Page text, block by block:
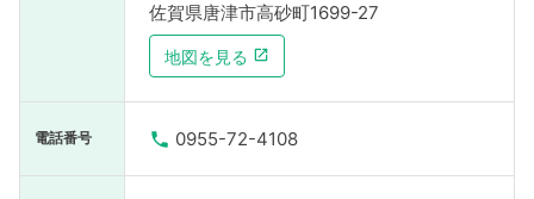
佐賀県唐津市高砂町1699-27
地図を見る
電話番号 0955-72-4108